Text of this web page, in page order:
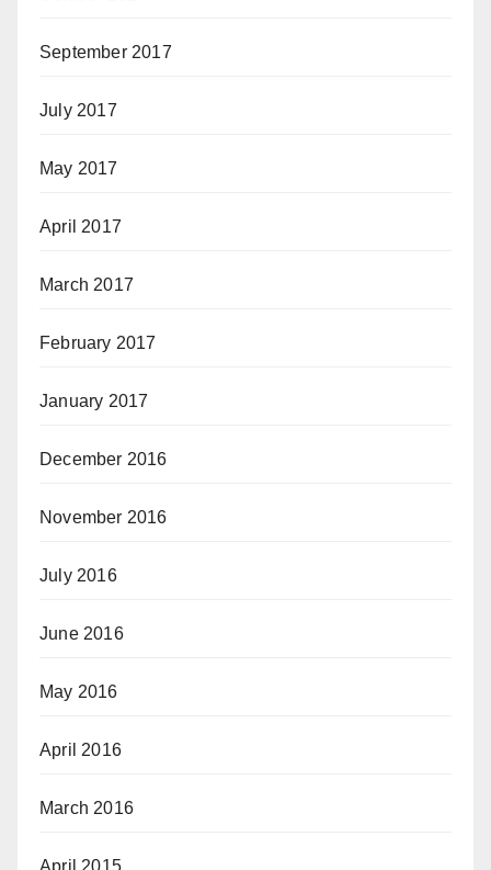
September 2017
July 2017
May 2017
April 2017
March 2017
February 2017
January 2017
December 2016
November 2016
July 2016
June 2016
May 2016
April 2016
March 2016